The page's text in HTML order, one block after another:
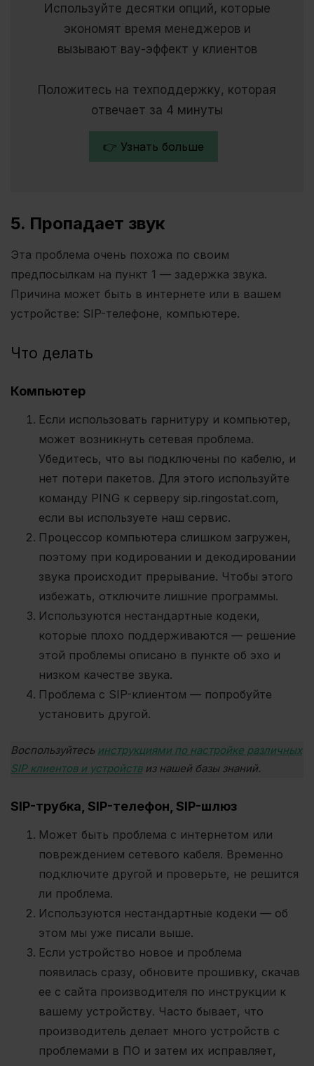
Используйте десятки опций, которые
экономят время менеджеров и
вызывают вау-эффект у клиентов
Положитесь на техподдержку, которая
отвечает за 4 минуты
👉 Узнать больше
5. Пропадает звук
Эта проблема очень похожа по своим
предпосылкам на пункт 1 — задержка звука.
Причина может быть в интернете или в вашем
устройстве: SIP-телефоне, компьютере.
Что делать
Компьютер
Если использовать гарнитуру и компьютер,
может возникнуть сетевая проблема.
Убедитесь, что вы подключены по кабелю, и
нет потери пакетов. Для этого используйте
команду PING к серверу sip.ringostat.com,
если вы используете наш сервис.
Процессор компьютера слишком загружен,
поэтому при кодировании и декодировании
звука происходит прерывание. Чтобы этого
избежать, отключите лишние программы.
Используются нестандартные кодеки,
которые плохо поддерживаются — решение
этой проблемы описано в пункте об эхо и
низком качестве звука.
Проблема с SIP-клиентом — попробуйте
установить другой.
Воспользуйтесь инструкциями по настройке различных
SIP клиентов и устройствиз нашей базы знаний.
SIP-трубка, SIP-телефон, SIP-шлюз
Может быть проблема с интернетом или
повреждением сетевого кабеля. Временно
подключите другой и проверьте, не решится
ли проблема.
Используются нестандартные кодеки — об
этом мы уже писали выше.
Если устройство новое и проблема
появилась сразу, обновите прошивку, скачав
ее с сайта производителя по инструкции к
вашему устройству. Часто бывает, что
производитель делает много устройств с
проблемами в ПО и затем их исправляет,